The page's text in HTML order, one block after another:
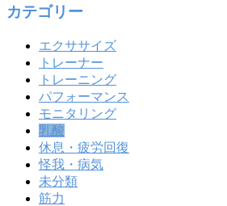
カテゴリー
エクササイズ
トレーナー
トレーニング
パフォーマンス
モニタリング
乳酸
休息・疲労回復
怪我・病気
未分類
筋力